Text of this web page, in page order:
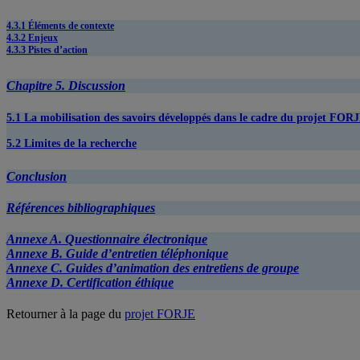
4.3.1 Éléments de contexte
4.3.2 Enjeux
4.3.3 Pistes d’action
Chapitre 5. Discussion
5.1 La mobilisation des savoirs développés dans le cadre du projet
5.2 Limites de la recherche
Conclusion
Références bibliographiques
Annexe A. Questionnaire électronique
Annexe B. Guide d’entretien téléphonique
Annexe C. Guides d’animation des entretiens de groupe
Annexe D. Certification éthique
Retourner à la page du projet FORJE